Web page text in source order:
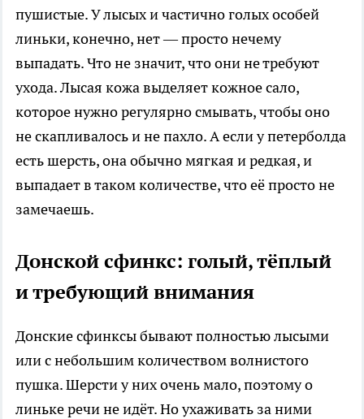
пушистые. У лысых и частично голых особей
линьки, конечно, нет — просто нечему
выпадать. Что не значит, что они не требуют
ухода. Лысая кожа выделяет кожное сало,
которое нужно регулярно смывать, чтобы оно
не скапливалось и не пахло. А если у петерболда
есть шерсть, она обычно мягкая и редкая, и
выпадает в таком количестве, что её просто не
замечаешь.
Донской сфинкс: голый, тёплый
и требующий внимания
Донские сфинксы бывают полностью лысыми
или с небольшим количеством волнистого
пушка. Шерсти у них очень мало, поэтому о
линьке речи не идёт. Но ухаживать за ними